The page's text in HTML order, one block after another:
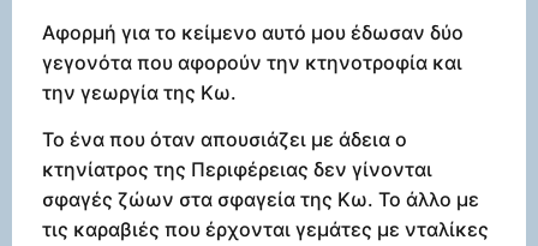
Αφορμή για το κείμενο αυτό μου έδωσαν δύο
γεγονότα που αφορούν την κτηνοτροφία και
την γεωργία της Κω.
Το ένα που όταν απουσιάζει με άδεια ο
κτηνίατρος της Περιφέρειας δεν γίνονται
σφαγές ζώων στα σφαγεία της Κω. Το άλλο με
τις καραβιές που έρχονται γεμάτες με νταλίκες